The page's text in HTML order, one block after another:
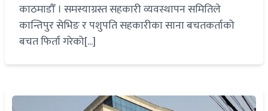
काठमाडौँ । समस्याग्रस्त सहकारी व्यवस्थापन समितिले
कान्तिपुर सेभिङ र पशुपति सहकारीका साना बचतकर्ताको
बचत फिर्ता गरेको[...]